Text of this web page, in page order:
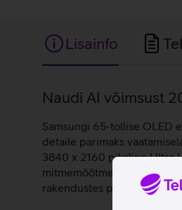
Lisainfo
Lisainfo
Naudi AI võimsust
Samsungi 65-tollise OLED
detaile parimaks
3840 x 2160 piksline Ultra
mitmemõõtmelist ruumilist
rakendustes pakutavat sisu.